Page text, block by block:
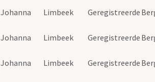
Johanna Limbeek Geregistreerde
Johanna Limbeek Geregistreerde
Johanna Limbeek Geregistreerde